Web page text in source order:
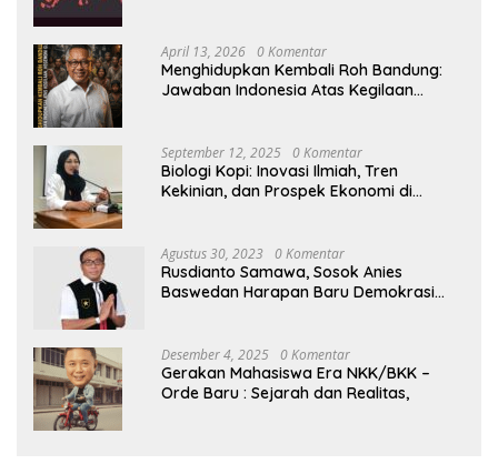
April 13, 2026 0 Komentar
Menghidupkan Kembali Roh Bandung:
Jawaban Indonesia Atas Kegilaan
September 12, 2025 0 Komentar
Biologi Kopi: Inovasi Ilmiah, Tren
Kekinian, dan Prospek Ekonomi di
Agustus 30, 2023 0 Komentar
Rusdianto Samawa, Sosok Anies
Baswedan Harapan Baru Demokrasi
Desember 4, 2025 0 Komentar
Gerakan Mahasiswa Era NKK/BKK –
Orde Baru : Sejarah dan Realitas,